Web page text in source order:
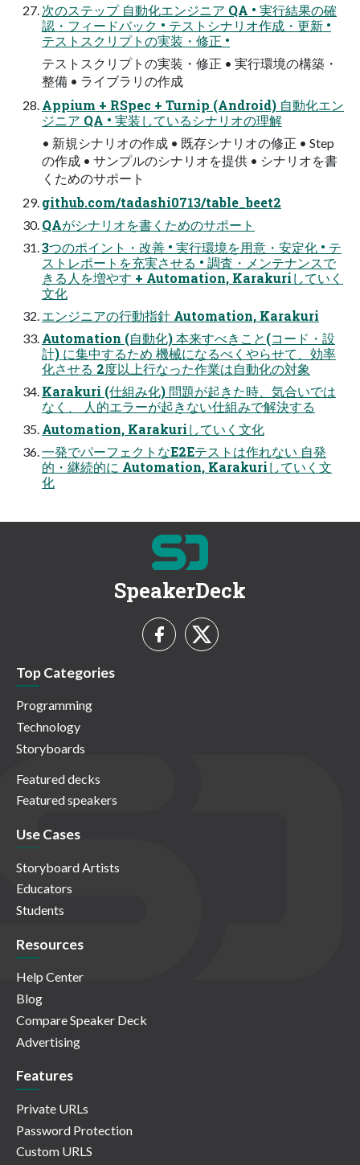
次のステップ 自動化エンジニア QA • 実行結果の確
認・フィードバック • テストシナリオ作成・更新 •
テストスクリプトの実装・修正 •
テストスクリプトの実装・修正 • 実行環境の構築・
整備 • ライブラリの作成
Appium + RSpec + Turnip (Android) 自動化エン
ジニア QA • 実装しているシナリオの理解
• 新規シナリオの作成 • 既存シナリオの修正 • Step
の作成 • サンプルのシナリオを提供 • シナリオを書
くためのサポート
github.com/tadashi0713/table_beet2
QAがシナリオを書くためのサポート
3つのポイント・改善 • 実行環境を用意・安定化 • テ
ストレポートを充実させる • 調査・メンテナンスで
きる人を増やす + Automation, Karakuriしていく
文化
エンジニアの行動指針 Automation, Karakuri
Automation (自動化) 本来すべきこと(コード・設
計) に集中するため 機械になるべくやらせて、効率
化させる 2度以上行なった作業は自動化の対象
Karakuri (仕組み化) 問題が起きた時、気合いでは
なく、 人的エラーが起きない仕組みで解決する
Automation, Karakuriしていく文化
一発でパーフェクトなE2Eテストは作れない 自発
的・継続的に Automation, Karakuriしていく文
化
SpeakerDeck
Top Categories
Programming
Technology
Storyboards
Featured decks
Featured speakers
Use Cases
Storyboard Artists
Educators
Students
Resources
Help Center
Blog
Compare Speaker Deck
Advertising
Features
Private URLs
Password Protection
Custom URLS